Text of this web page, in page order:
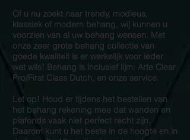
Of u nu zoekt naar trendy, modieus,
klassiek of modern behang, wij kunnen u
voorzien van al uw behang wensen. Met
onze zeer grote behang collectie van
goede kwaliteit is er werkelijk voor ieder
wat wils! Behang is inclusief lijm: Arte Clear
Pro/First Class Dutch, en onze service.
Let op! Houd er tijdens het bestellen van
het behang rekening mee dat wanden en
plafonds vaak niet perfect recht zijn.
Daarom kunt u het beste in de hoogte en in